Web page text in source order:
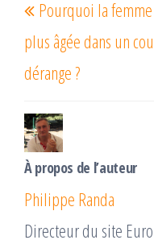
k r
de
l’article
précédent
Pourquoi la femme
plus âgée dans un
dérange ?
À propos de l’auteur
Philippe Randa
Directeur du site